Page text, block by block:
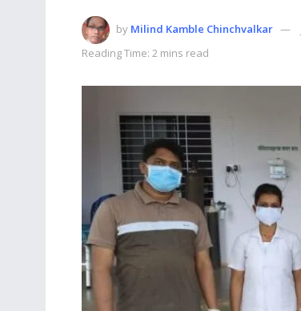
by Milind Kamble Chinchvalkar
Reading Time: 2 mins read